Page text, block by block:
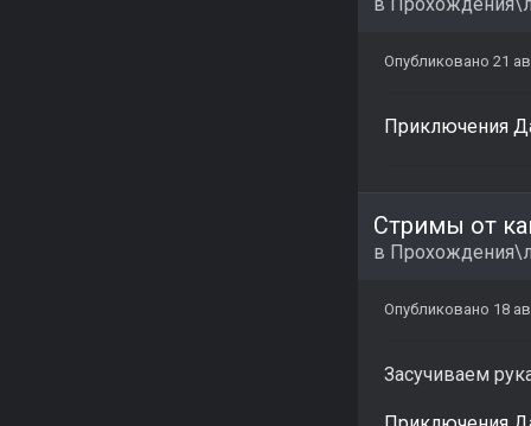
Опубликовано 21
Приключения
Стримы от
в
Опубликовано 18
Засучиваем